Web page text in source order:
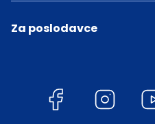
Za poslodavce